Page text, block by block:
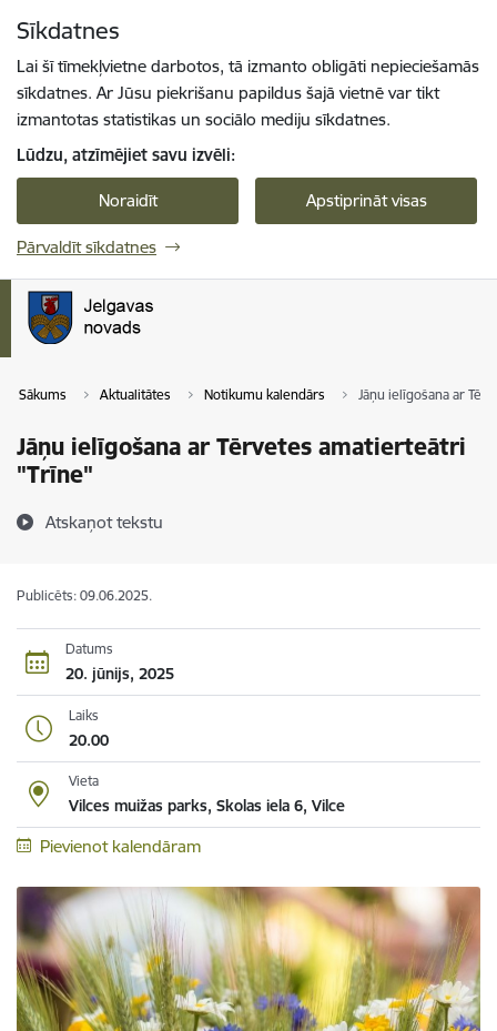
Sīkdatnes
Lai šī tīmekļvietne darbotos, tā izmanto obligāti nepieciešamās
sīkdatnes. Ar Jūsu piekrišanu papildus šajā vietnē var tikt
izmantotas statistikas un sociālo mediju sīkdatnes.
Lūdzu, atzīmējiet savu izvēli:
Noraidīt Apstiprināt visas
Pārvaldīt sīkdatnes
Sākums Aktualitātes Notikumu kalendārs Jāņu ielīgošana ar
Jāņu ielīgošana ar Tērvetes amatierteātri
"Trīne"
Atskaņot tekstu
Publicēts: 09.06.2025.
Datums
20. jūnijs, 2025
Laiks
20.00
Vieta
Vilces muižas parks, Skolas iela 6, Vilce
Pievienot kalendāram